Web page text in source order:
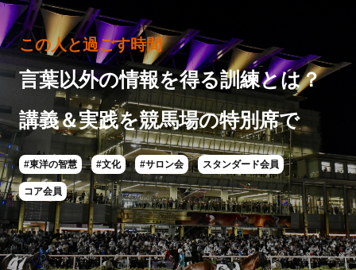
この人と過ごす時間
言葉以外の情報を得る訓練とは？
講義＆実践を競馬場の特別席で
#東洋の智慧 #文化 #サロン会 スタンダード会員
コア会員